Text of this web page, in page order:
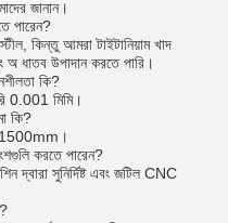
জানান।
পারেন?
কিন্তু আমরা টাইটানিয়াম খাদ
অ ধাতব উপাদান করতে পারি।
কি?
0.001 মিমি।
কি?
1500mm।
করতে পারেন?
সুনির্দিষ্ট এবং জটিল CNC